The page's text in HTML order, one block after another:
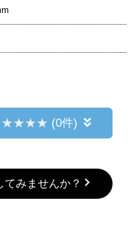
(0件)
みませんか？